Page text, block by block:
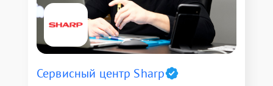
Сервисный центр Sharp